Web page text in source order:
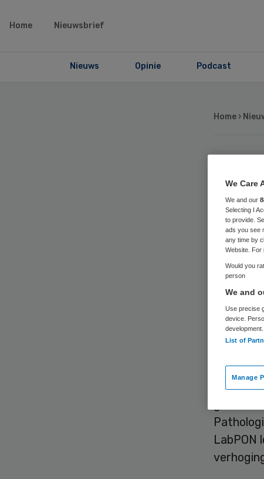
Home Nieuwsbrief
Nieuws Opinie Podcast
Home ›
We Care
We and our
Selecting I
to provide.
ads you see
any time by
Website. For
Would you
person
We and
Use precise
device.
development.
List of
Manage